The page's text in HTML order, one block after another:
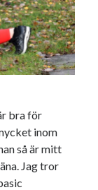
bra för
inom
så är mitt
Jag tror